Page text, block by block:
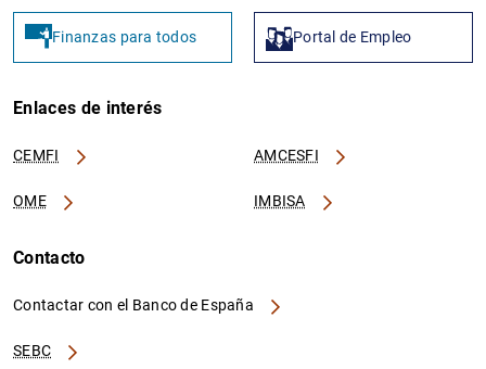
Finanzas para todos Portal de Empleo
Enlaces de interés
CEMFI AMCESFI
OME IMBISA
Contacto
Contactar con el Banco de España
SEBC